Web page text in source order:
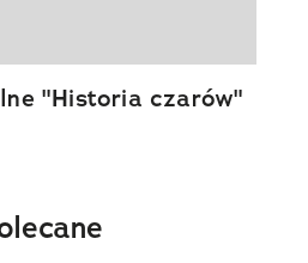
"Historia czarów"